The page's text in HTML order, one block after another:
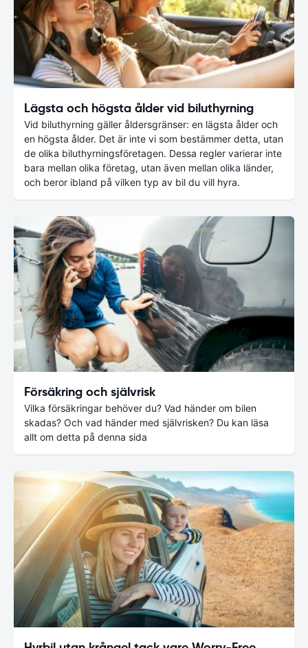
Lägsta och högsta ålder vid biluthyrning
Vid biluthyrning gäller åldersgränser: en lägsta ålder och
en högsta ålder. Det är inte vi som bestämmer detta, utan
de olika biluthyrningsföretagen. Dessa regler varierar inte
bara mellan olika företag, utan även mellan olika länder,
och beror ibland på vilken typ av bil du vill hyra.
Försäkring och självrisk
Vilka försäkringar behöver du? Vad händer om bilen
skadas? Och vad händer med självrisken? Du kan läsa
allt om detta på denna sida